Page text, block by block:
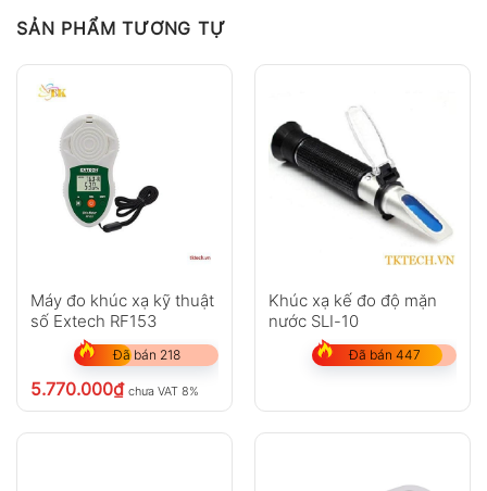
SẢN PHẨM TƯƠNG TỰ
Máy đo khúc xạ kỹ thuật
số Extech RF153
Đã bán 218
5.770.000₫ chưa VAT 8%
Khúc xạ kế đo độ mặn
nước SLI-10
Đã bán 447